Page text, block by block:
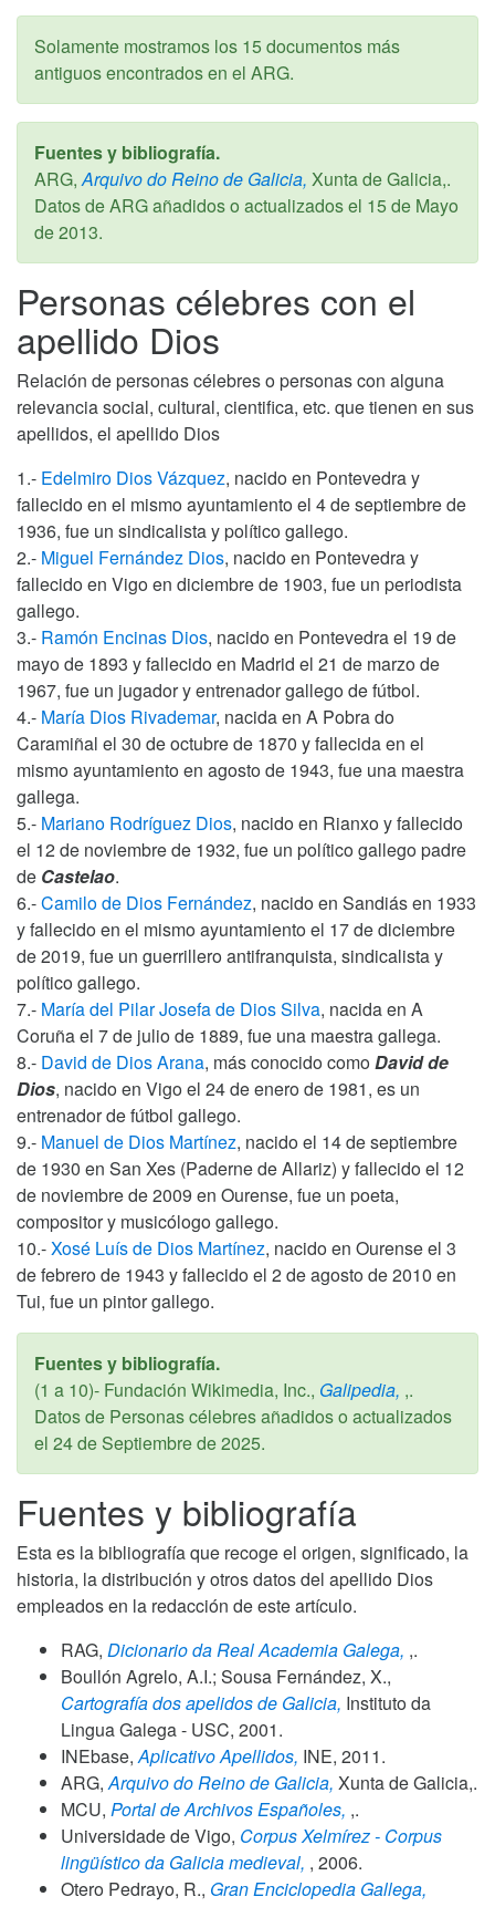
Solamente mostramos los 15 documentos más
antiguos encontrados en el ARG.
Fuentes y bibliografía.
ARG, Arquivo do Reino de Galicia, Xunta de Galicia,.
Datos de ARG añadidos o actualizados el 15 de Mayo
de 2013.
Personas célebres con el
apellido Dios
Relación de personas célebres o personas con alguna
relevancia social, cultural, cientifica, etc. que tienen en sus
apellidos, el apellido Dios
1.- Edelmiro Dios Vázquez, nacido en Pontevedra y
fallecido en el mismo ayuntamiento el 4 de septiembre de
1936, fue un sindicalista y político gallego.
2.- Miguel Fernández Dios, nacido en Pontevedra y
fallecido en Vigo en diciembre de 1903, fue un periodista
gallego.
3.- Ramón Encinas Dios, nacido en Pontevedra el 19 de
mayo de 1893 y fallecido en Madrid el 21 de marzo de
1967, fue un jugador y entrenador gallego de fútbol.
4.- María Dios Rivademar, nacida en A Pobra do
Caramiñal el 30 de octubre de 1870 y fallecida en el
mismo ayuntamiento en agosto de 1943, fue una maestra
gallega.
5.- Mariano Rodríguez Dios, nacido en Rianxo y fallecido
el 12 de noviembre de 1932, fue un político gallego padre
de Castelao.
6.-Camilo de Dios Fernández, nacido en Sandiás en 1933
y fallecido en el mismo ayuntamiento el 17 de diciembre
de 2019, fue un guerrillero antifranquista, sindicalista y
político gallego.
7.- María del Pilar Josefa de Dios Silva, nacida en A
Coruña el 7 de julio de 1889, fue una maestra gallega.
8.- David de Dios Arana, más conocido como David de
Dios, nacido en Vigo el 24 de enero de 1981, es un
entrenador de fútbol gallego.
9.- Manuel de Dios Martínez, nacido el 14 de septiembre
de 1930 en San Xes (Paderne de Allariz) y fallecido el 12
de noviembre de 2009 en Ourense, fue un poeta,
compositor y musicólogo gallego.
10.-Xosé Luís de Dios Martínez, nacido en Ourense el 3
de febrero de 1943 y fallecido el 2 de agosto de 2010 en
Tui, fue un pintor gallego.
Fuentes y bibliografía.
(1 a 10)- Fundación Wikimedia, Inc., Galipedia, ,.
Datos de Personas célebres añadidos o actualizados
el 24 de Septiembre de 2025.
Fuentes y bibliografía
Esta es la bibliografía que recoge el origen, significado, la
historia, la distribución y otros datos del apellido Dios
empleados en la redacción de este artículo.
RAG, Dicionario da Real Academia Galega, ,.
Boullón Agrelo, A.I.; Sousa Fernández, X.,
Cartografía dos apelidos de Galicia, Instituto da
Lingua Galega - USC, 2001.
INEbase, Aplicativo Apellidos, INE, 2011.
ARG, Arquivo do Reino de Galicia, Xunta de Galicia,.
MCU, Portal de Archivos Españoles, ,.
Universidade de Vigo, Corpus Xelmírez - Corpus
lingüístico da Galicia medieval, , 2006.
Otero Pedrayo, R., Gran Enciclopedia Gallega,